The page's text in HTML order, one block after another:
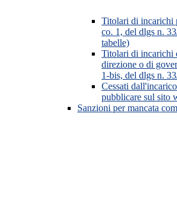
Titolari di incarichi
co. 1, del dlgs n.
tabelle)
Titolari di incarichi
direzione o di
1-bis, del dlgs n.
Cessati
pubblicare sul sito
Sanzioni per mancata